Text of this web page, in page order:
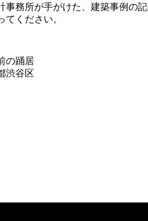
事務所が手がけた、建築事例の
てください。
の踊居
渋谷区